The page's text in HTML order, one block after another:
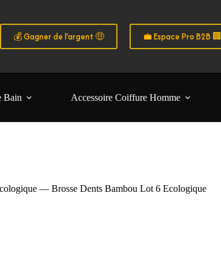
💰 Gagner de l'argent 🤑 💼 Espace Pro B2B 🏢
Bain Accessoire Coiffure Homme
— Brosse Dents Bambou Lot 6 Ecologique